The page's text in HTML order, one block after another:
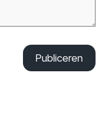
Publiceren